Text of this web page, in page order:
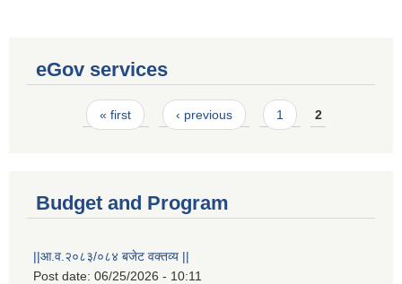
eGov services
Pages« first ‹ previous 1 2
Budget and Program
||आ.व.२०८३/०८४ बजेट वक्तव्य ||
Post date: 06/25/2026 - 10:11